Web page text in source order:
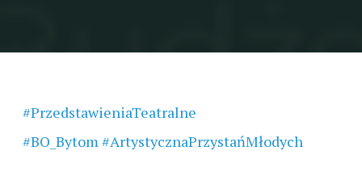
#PrzedstawieniaTeatralne
#BO_Bytom#ArtystycznaPrzystańMłodych